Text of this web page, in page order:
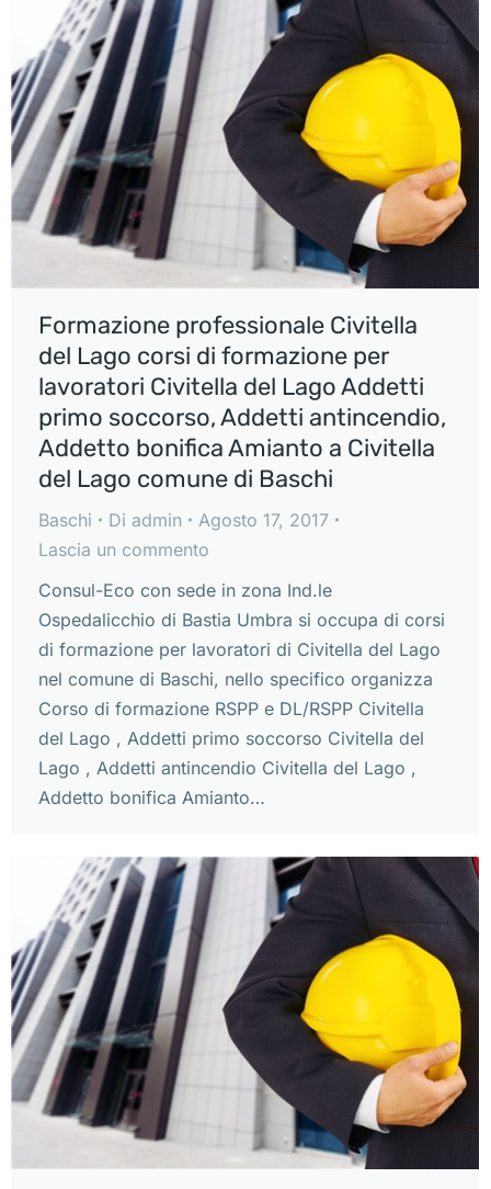
Formazione professionale Civitella
del Lago corsi di formazione per
lavoratori Civitella del Lago Addetti
primo soccorso, Addetti antincendio,
Addetto bonifica Amianto a Civitella
del Lago comune di Baschi
Baschi Di admin
Agosto 17, 2017
Lascia un commento
Consul-Eco con sede in zona Ind.le
Ospedalicchio di Bastia Umbra si occupa di corsi
di formazione per lavoratori di Civitella del Lago
nel comune di Baschi, nello specifico organizza
Corso di formazione RSPP e DL/RSPP Civitella
del Lago , Addetti primo soccorso Civitella del
Lago , Addetti antincendio Civitella del Lago ,
Addetto bonifica Amianto…